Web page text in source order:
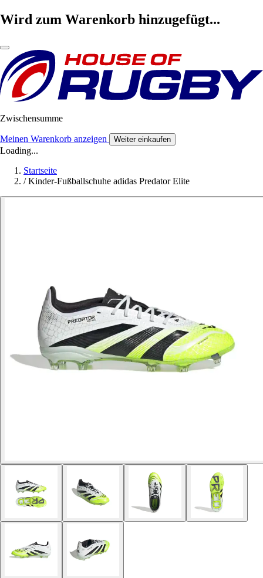
Wird zum Warenkorb hinzugefügt...
Zwischensumme
Meinen Warenkorb anzeigen Weiter einkaufen
Loading...
Startseite
/ Kinder-Fußballschuhe adidas Predator Elite